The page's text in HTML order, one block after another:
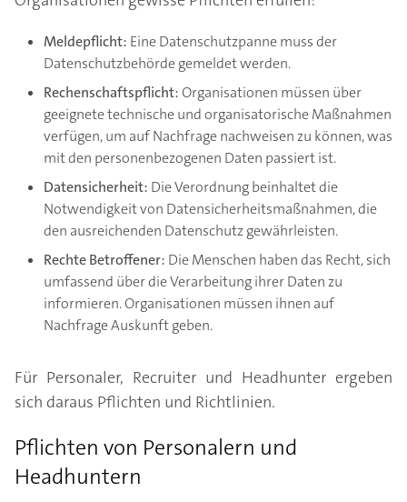
Meldepflicht: Eine Datenschutzpanne muss der
Datenschutzbehörde gemeldet werden.
Rechenschaftspflicht:Organisationen müssen über
geeignete technische und organisatorische Maßnahmen
verfügen, um auf Nachfrage nachweisen zu können, was
mit den personenbezogenen Daten passiert ist.
Datensicherheit: Die Verordnung beinhaltet die
Notwendigkeit von Datensicherheitsmaßnahmen, die
den ausreichenden Datenschutz gewährleisten.
Rechte Betroffener: Die Menschen haben das Recht, sich
umfassend über die Verarbeitung ihrer Daten zu
informieren. Organisationen müssen ihnen auf
Nachfrage Auskunft geben.
Für Personaler, Recruiter und Headhunter ergeben
sich daraus Pflichten und Richtlinien.
Pflichten von Personalern und
Headhuntern